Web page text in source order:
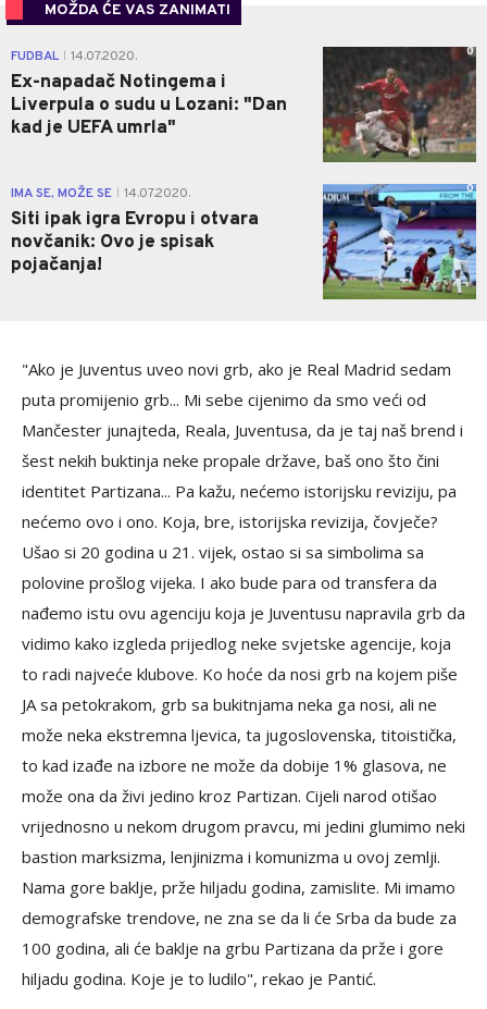
MOŽDA ĆE VAS ZANIMATI
FUDBAL 14.07.2020.
Ex-napadač Notingema i
Liverpula o sudu u Lozani: "Dan
kad je UEFA umrla"
0
IMA SE, MOŽE SE 14.07.2020.
Siti ipak igra Evropu i otvara
novčanik: Ovo je spisak
pojačanja!
0
"Ako je Juventus uveo novi grb, ako je Real Madrid sedam
puta promijenio grb... Mi sebe cijenimo da smo veći od
Mančester junajteda, Reala, Juventusa, da je taj naš brend i
šest nekih buktinja neke propale države, baš ono što čini
identitet Partizana... Pa kažu, nećemo istorijsku reviziju, pa
nećemo ovo i ono. Koja, bre, istorijska revizija, čovječe?
Ušao si 20 godina u 21. vijek, ostao si sa simbolima sa
polovine prošlog vijeka. I ako bude para od transfera da
nađemo istu ovu agenciju koja je Juventusu napravila grb da
vidimo kako izgleda prijedlog neke svjetske agencije, koja
to radi najveće klubove. Ko hoće da nosi grb na kojem piše
JA sa petokrakom, grb sa bukitnjama neka ga nosi, ali ne
može neka ekstremna ljevica, ta jugoslovenska, titoistička,
to kad izađe na izbore ne može da dobije 1% glasova, ne
može ona da živi jedino kroz Partizan. Cijeli narod otišao
vrijednosno u nekom drugom pravcu, mi jedini glumimo neki
bastion marksizma, lenjinizma i komunizma u ovoj zemlji.
Nama gore baklje, prže hiljadu godina, zamislite. Mi imamo
demografske trendove, ne zna se da li će Srba da bude za
100 godina, ali će baklje na grbu Partizana da prže i gore
hiljadu godina. Koje je to ludilo", rekao je Pantić.